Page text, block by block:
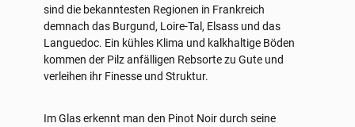
sind die bekanntesten Regionen in Frankreich
demnach das Burgund, Loire-Tal, Elsass und das
Languedoc. Ein kühles Klima und kalkhaltige Böden
kommen der Pilz anfälligen Rebsorte zu Gute und
verleihen ihr Finesse und Struktur.
Im Glas erkennt man den Pinot Noir durch seine